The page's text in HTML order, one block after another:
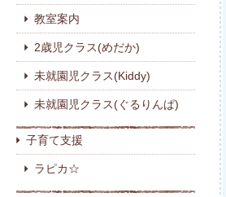
教室案内
2歳児クラス(めだか)
未就園児クラス(Kiddy)
未就園児クラス(ぐるりんぱ)
子育て支援
ラピカ☆